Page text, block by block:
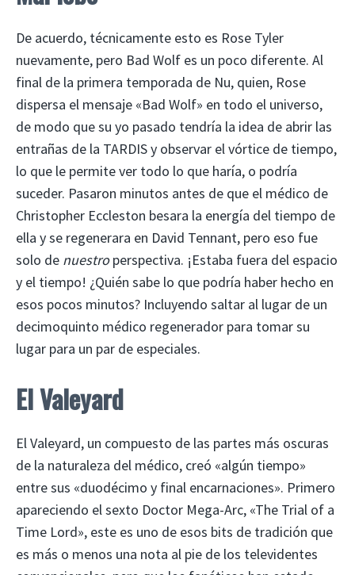
De acuerdo, técnicamente esto es Rose Tyler
nuevamente, pero Bad Wolf es un poco diferente. Al
final de la primera temporada de Nu, quien, Rose
dispersa el mensaje «Bad Wolf» en todo el universo,
de modo que su yo pasado tendría la idea de abrir las
entrañas de la TARDIS y observar el vórtice de tiempo,
lo que le permite ver todo lo que haría, o podría
suceder. Pasaron minutos antes de que el médico de
Christopher Eccleston besara la energía del tiempo de
ella y se regenerara en David Tennant, pero eso fue
solo de nuestroperspectiva. ¡Estaba fuera del espacio
y el tiempo! ¿Quién sabe lo que podría haber hecho en
esos pocos minutos? Incluyendo saltar al lugar de un
decimoquinto médico regenerador para tomar su
lugar para un par de especiales.
El Valeyard
El Valeyard, un compuesto de las partes más oscuras
de la naturaleza del médico, creó «algún tiempo»
entre sus «duodécimo y final encarnaciones». Primero
apareciendo el sexto Doctor Mega-Arc, «The Trial of a
Time Lord», este es uno de esos bits de tradición que
es más o menos una nota al pie de los televidentes